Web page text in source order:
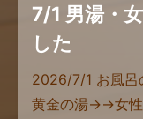
7/1 男湯・
した
2026/7/1 お風呂
黄金の湯→→女